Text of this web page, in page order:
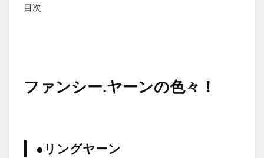
目次
ファンシー.ヤーンの色々！
●リングヤーン